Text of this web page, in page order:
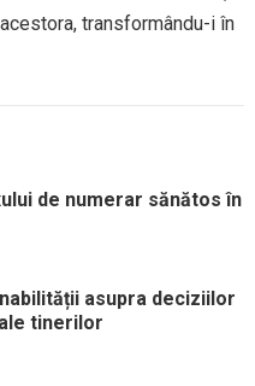
transformându-i în
de numerar sănătos în
asupra deciziilor
tinerilor